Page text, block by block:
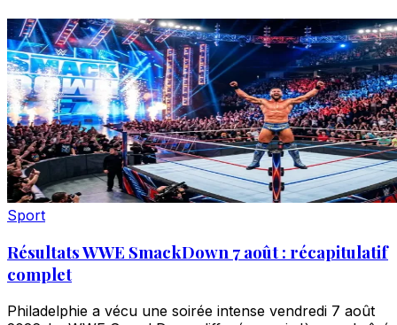
Sport
Résultats WWE SmackDown 7 août : récapitulatif
complet
Philadelphie a vécu une soirée intense vendredi 7 août